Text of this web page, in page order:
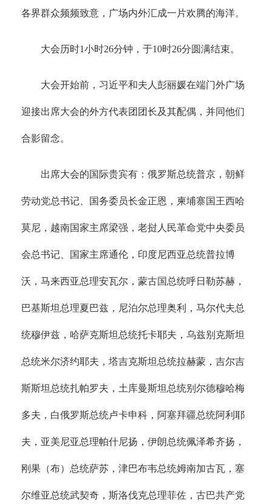
各界群众频频致意，广场内外汇成一片欢腾的海洋。
大会历时1小时26分钟，于10时26分圆满结束。
大会开始前，习近平和夫人彭丽媛在端门外广场
迎接出席大会的外方代表团团长及其配偶，并同他们
合影留念。
出席大会的国际贵宾有：俄罗斯总统普京，朝鲜
劳动党总书记、国务委员长金正恩，柬埔寨国王西哈
莫尼，越南国家主席梁强，老挝人民革命党中央委员
会总书记、国家主席通伦，印度尼西亚总统普拉博
沃，马来西亚总理安瓦尔，蒙古国总统呼日勒苏赫，
巴基斯坦总理夏巴兹，尼泊尔总理奥利，马尔代夫总
统穆伊兹，哈萨克斯坦总统托卡耶夫，乌兹别克斯坦
总统米尔济约耶夫，塔吉克斯坦总统拉赫蒙，吉尔吉
斯斯坦总统扎帕罗夫，土库曼斯坦总统别尔德穆哈梅
多夫，白俄罗斯总统卢卡申科，阿塞拜疆总统阿利耶
夫，亚美尼亚总理帕什尼扬，伊朗总统佩泽希齐扬，
刚果（布）总统萨苏，津巴布韦总统姆南加古瓦，塞
尔维亚总统武契奇，斯洛伐克总理菲佐，古巴共产党